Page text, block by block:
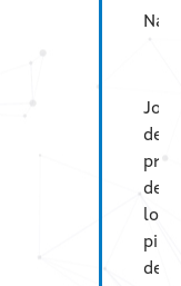
de
de
los
de